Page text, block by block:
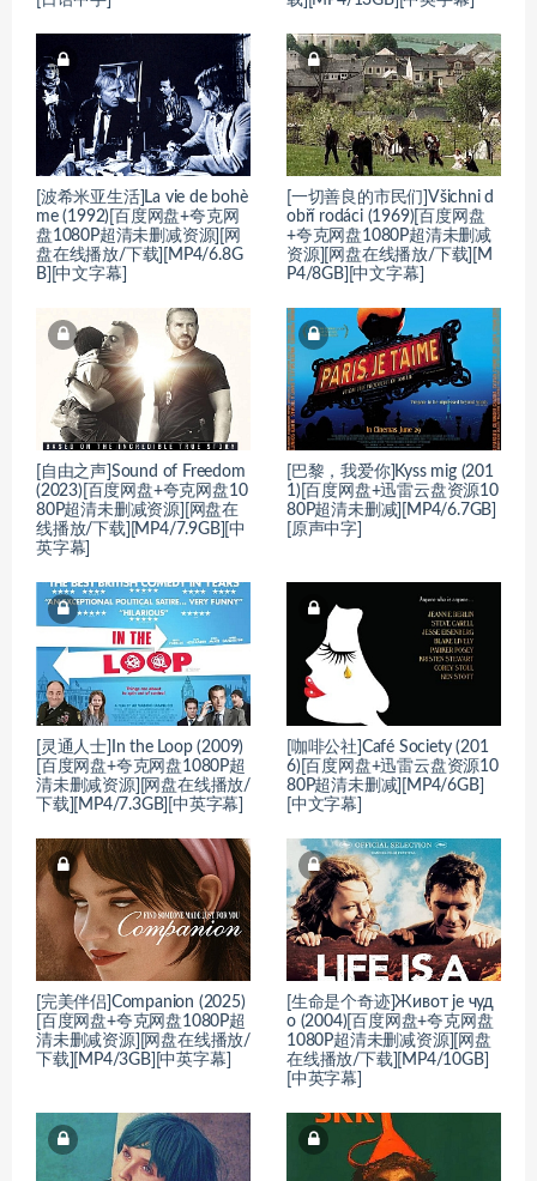
[波希米亚生活]La vie de bohè
me (1992)[百度网盘+夸克网
盘1080P超清未删减资源][网
盘在线播放/下载][MP4/6.8G
B][中文字幕]
[一切善良的市民们]Všichni d
obří rodáci (1969)[百度网盘
+夸克网盘1080P超清未删减
资源][网盘在线播放/下载][M
P4/8GB][中文字幕]
[自由之声]Sound of Freedom
(2023)[百度网盘+夸克网盘10
80P超清未删减资源][网盘在
线播放/下载][MP4/7.9GB][中
英字幕]
[巴黎，我爱你]Kyss mig (201
1)[百度网盘+迅雷云盘资源10
80P超清未删减][MP4/6.7GB]
[原声中字]
[灵通人士]In the Loop (2009)
[百度网盘+夸克网盘1080P超
清未删减资源][网盘在线播放/
下载][MP4/7.3GB][中英字幕]
[咖啡公社]Café Society (201
6)[百度网盘+迅雷云盘资源10
80P超清未删减][MP4/6GB]
[中文字幕]
[完美伴侣]Companion (2025)
[百度网盘+夸克网盘1080P超
清未删减资源][网盘在线播放/
下载][MP4/3GB][中英字幕]
[生命是个奇迹]Живот је чуд
о (2004)[百度网盘+夸克网盘
1080P超清未删减资源][网盘
在线播放/下载][MP4/10GB]
[中英字幕]